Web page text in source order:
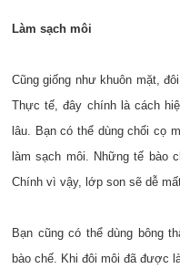
Làm sạch môi
Cũng giống như khuôn mặt,
Thực tế, đây chính là cách
lâu. Bạn có thể dùng chổi cọ
làm sạch môi. Những tế bào
Chính vì vậy, lớp son sẽ dễ
Bạn cũng có thể dùng bông
bào chế. Khi đôi môi đã được